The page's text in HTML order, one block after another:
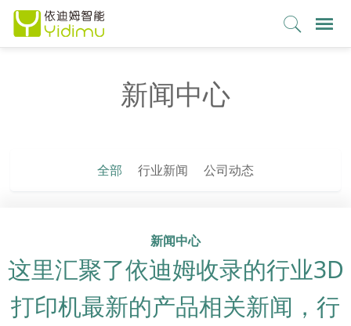
新闻中心
全部 行业新闻 公司动态
新闻中心
这里汇聚了依迪姆收录的行业3D
打印机最新的产品相关新闻，行